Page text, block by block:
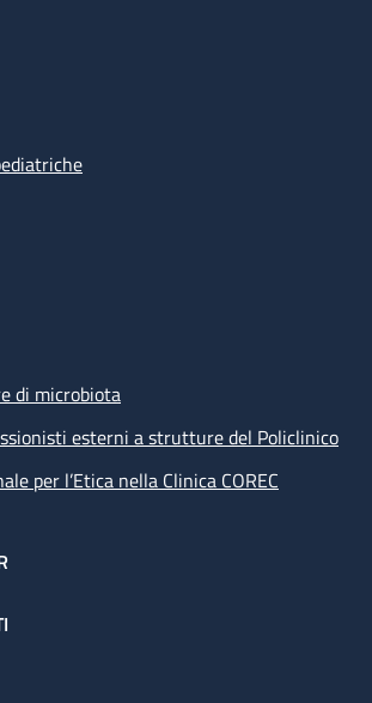
di microbiota
esterni a strutture del Policlinico
per l’Etica nella Clinica COREC